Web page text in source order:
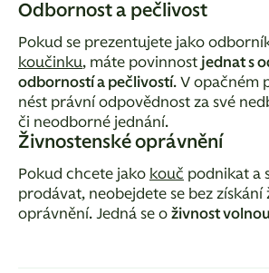
Odbornost a pečlivost
Pokud se prezentujete jako
koučinku, máte povinnost jednat s
odborností a pečlivostí. V opačném
nést právní odpovědnost za své
či neodborné jednání.
Živnostenské oprávnění
Pokud chcete jako kouč podnikat a
prodávat, neobejdete se bez získání
oprávnění. Jedná se o živnost